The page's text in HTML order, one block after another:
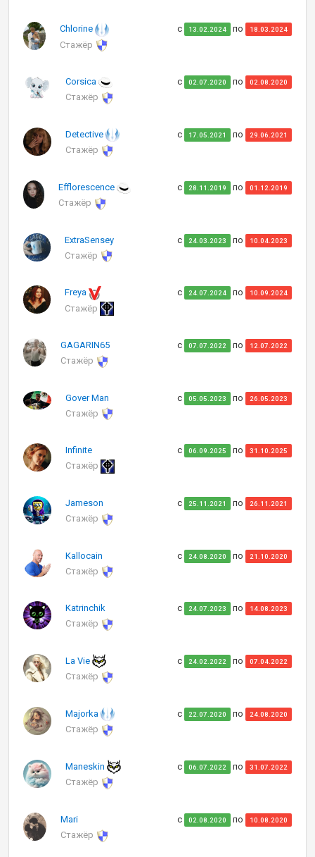
Chlorine
Стажёр
с 13.02.2024 по 18.03.2024
Corsica
Стажёр
с 02.07.2020 по 02.08.2020
Detective
Стажёр
с 17.05.2021 по 29.06.2021
Efflorescence
Стажёр
с 28.11.2019 по 01.12.2019
ExtraSensey
Стажёр
с 24.03.2023 по 10.04.2023
Freya
Стажёр
с 24.07.2024 по 10.09.2024
GAGARIN65
Стажёр
с 07.07.2022 по 12.07.2022
Gover Man
Стажёр
с 05.05.2023 по 26.05.2023
Infinite
Стажёр
с 06.09.2025 по 31.10.2025
Jameson
Стажёр
с 25.11.2021 по 26.11.2021
Kallocain
Стажёр
с 24.08.2020 по 21.10.2020
Katrinchik
Стажёр
с 24.07.2023 по 14.08.2023
La Vie
Стажёр
с 24.02.2022 по 07.04.2022
Majorka
Стажёр
с 22.07.2020 по 24.08.2020
Maneskin
Стажёр
с 06.07.2022 по 31.07.2022
Mari
Стажёр
с 02.08.2020 по 10.08.2020